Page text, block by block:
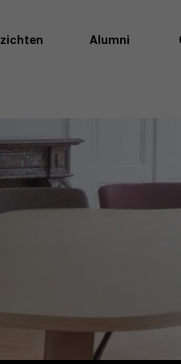
Als excellente
onderzoeksteam
door nieuwe
effectieve
een globale
Alumni